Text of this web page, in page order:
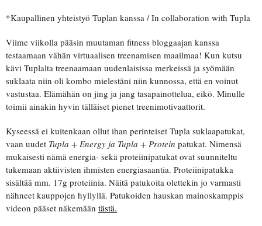
*Kaupallinen yhteistyö Tuplan kanssa / In collaboration with Tupla
Viime viikolla pääsin muutaman fitness bloggaajan kanssa
testaamaan vähän virtuaalisen treenamisen maailmaa! Kun kutsu
kävi Tuplalta treenaamaan uudenlaisissa merkeissä ja syömään
suklaata niin oli kombo mielestäni niin kunnossa, että en voinut
vastustaa. Elämähän on jing ja jang tasapainottelua, eikö. Minulle
toimii ainakin hyvin tälläiset pienet treenimotivaattorit.
Kyseessä ei kuitenkaan ollut ihan perinteiset Tupla suklaapatukat,
vaan uudet Tupla + Energy ja Tupla + Protein patukat. Nimensä
mukaisesti nämä energia- sekä proteiinipatukat ovat suunniteltu
tukemaan aktiivisten ihmisten energiasaantia. Proteiinipatukka
sisältää mm. 17g proteiinia. Näitä patukoita olettekin jo varmasti
nähneet kauppojen hyllyllä. Patukoiden hauskan mainoskamppis
videon pääset näkemään tästä.